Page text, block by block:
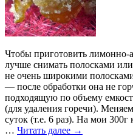
Чтобы приготовить лимонно-
лучше снимать полосками
не очень широкими
— после обработки она не
подходящую по объему
(для удаления горечи).
суток (т.е. 6 раз). На мои
… Читать далее →